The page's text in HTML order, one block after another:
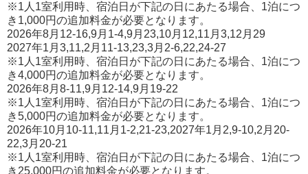
※1人1室利用時、宿泊日が下記の日にあたる場合、1泊につ
き1,000円の追加料金が必要となります。
2026年8月12-16,9月1-4,9月23,10月12,11月3,12月29
2027年1月3,11,2月11-13,23,3月2-6,22,24-27
※1人1室利用時、宿泊日が下記の日にあたる場合、1泊につ
き4,000円の追加料金が必要となります。
2026年8月8-11,9月12-14,9月19-22
※1人1室利用時、宿泊日が下記の日にあたる場合、1泊につ
き5,000円の追加料金が必要となります。
2026年10月10-11,11月1-2,21-23,2027年1月2,9-10,2月20-
22,3月20-21
※1人1室利用時、宿泊日が下記の日にあたる場合、1泊につ
き25,000円の追加料金が必要となります。